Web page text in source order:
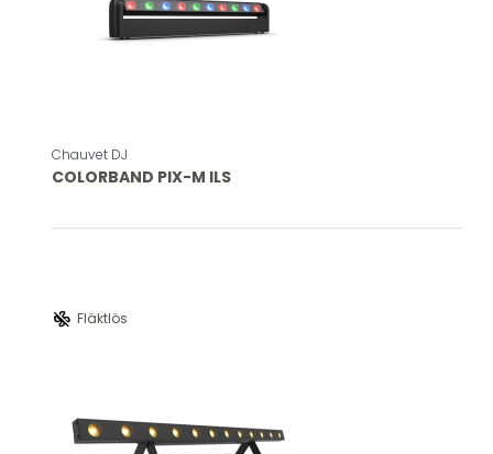
Chauvet DJ
COLORBAND PIX-M ILS
mode_fan_off Fläktlös